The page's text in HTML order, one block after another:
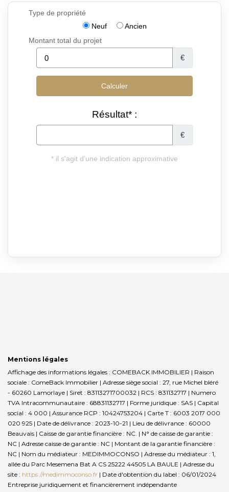
Mentions légales
Affichage des informations légales : COMEBACK IMMOBILIER | Raison
sociale : ComeBack Immobilier | Adresse siège social : 27, rue Michel bléré
- 60260 Lamorlaye | Siret : 83113271700032 | RCS : 831132717 | Numero
TVA Intracommunautaire : 68831132717 | Forme juridique : SAS | Capital
social : 4 000 | Assurance RCP : 10424753204 | Carte T : 6003 2017 000
020 925 | Date de délivrance : 2023-10-21 | Lieu de délivrance : 60000
Beauvais | Caisse de garantie financière : NC. | N° de caisse de garantie :
NC | Adresse caisse de garantie : NC | Montant de la garantie financière :
NC | Nom du médiateur : MEDIMMOCONSO | Adresse du médiateur : 1,
allée du Parc Mesemena Bat A CS 25222 44505 LA BAULE | Adresse du
site : https://medimmoconso.fr | Date d'obtention du label : 06/01/2024
Entreprise juridiquement et financièrement indépendante